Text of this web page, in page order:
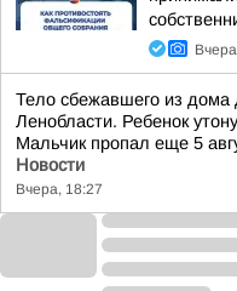
Тело сбежавшего из дома
Ленобласти. Ребенок
Мальчик пропал еще 5
Новости
Вчера, 18:27